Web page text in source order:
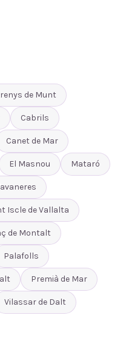
de Munt
Cabrils
Canet de Mar
El Masnou Mataró
Iscle de Vallalta
de Montalt
Palafolls
Premià de Mar
Vilassar de Dalt